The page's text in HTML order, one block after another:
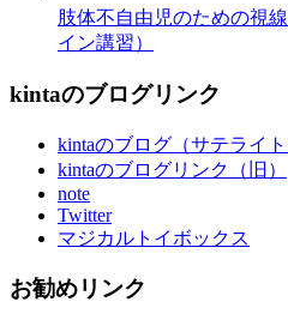
肢体不自由児のための視
イン講習）
kintaのブログリンク
kintaのブログ（サテライト
kintaのブログリンク（旧）
note
Twitter
マジカルトイボックス
お勧めリンク